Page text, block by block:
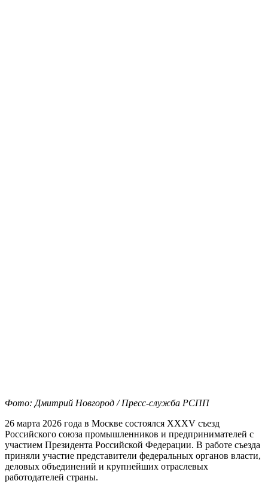
Фото: Дмитрий Новгород / Пресс-служба РСПП
26 марта 2026 года в Москве состоялся XXXV съезд
Российского союза промышленников и предпринимателей с
участием Президента Российской Федерации. В работе съезда
приняли участие представители федеральных органов власти,
деловых объединений и крупнейших отраслевых
работодателей страны.